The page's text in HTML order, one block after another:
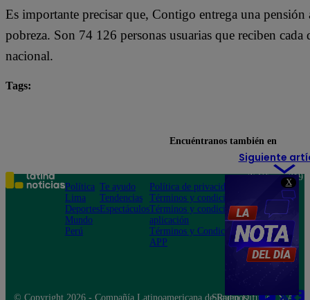
X
Es importante precisar que, Contigo entrega una pensión
pobreza. Son 74 126 personas usuarias que reciben
nacional.
Tags:
Siguiente
Encuéntranos también en
Política
Lima
Deportes
Mundo
Perú
Te ayudo
Tendencias
Espectáculos
Política de privacidad
Términos y condiciones
Términos y condiciones
aplicación
Términos y Condiciones
APP
Teléfono: 219
Av. San
Felipe 968
Jesús María
© Copyright 2026 - Compañía Latinoamericana de Radio Difusión S.A.
Síguenos